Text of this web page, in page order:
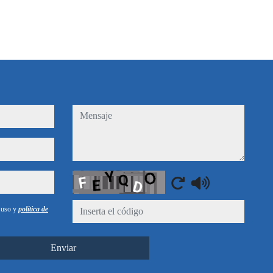
y política de
mensaje
Captcha
Enviar